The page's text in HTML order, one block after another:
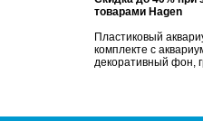
товарами Hagen
Пластиковый
комплекте с
декоративный фон,